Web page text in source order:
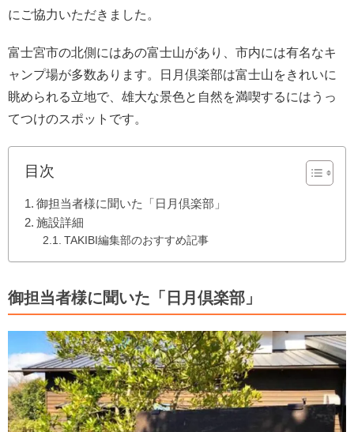
にご協力いただきました。
富士宮市の北側にはあの富士山があり、市内には有名なキ
ャンプ場が多数あります。日月倶楽部は富士山をきれいに
眺められる立地で、雄大な景色と自然を満喫するにはうっ
てつけのスポットです。
目次
御担当者様に聞いた「日月倶楽部」
施設詳細
TAKIBI編集部のおすすめ記事
御担当者様に聞いた「日月倶楽部」